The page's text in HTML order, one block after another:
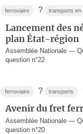
ferroviaire ? transports en
Lancement des
plan État-région
Assemblée Nationale —
question n°22
ferroviaire ? transports
Avenir du fret
Assemblée Nationale —
question n°20